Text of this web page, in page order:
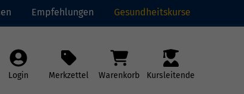
Empfehlungen Gesundheitskurse
Login Merkzettel Warenkorb Kursleitende